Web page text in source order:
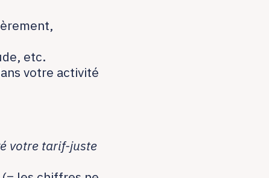
etc.
votre activité
votre tarif-juste